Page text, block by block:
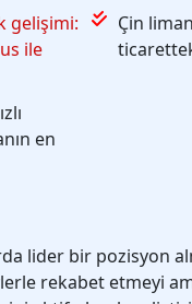
gelişimi:
ile
Çin
en
lider bir pozisyon
rekabet etmeyi